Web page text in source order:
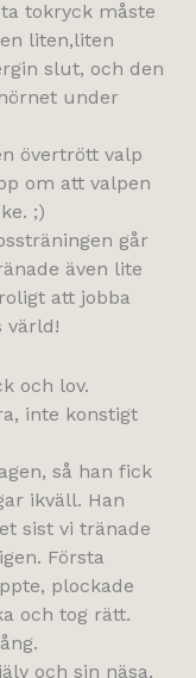
tokryck måste
liten,liten
slut, och den
under
övertrött valp
om att valpen
;)
går
även lite
att jobba
värld!
och lov.
inte konstigt
så han fick
ikväll. Han
sist vi tränade
Första
plockade
och tog rätt.
och sin näsa,